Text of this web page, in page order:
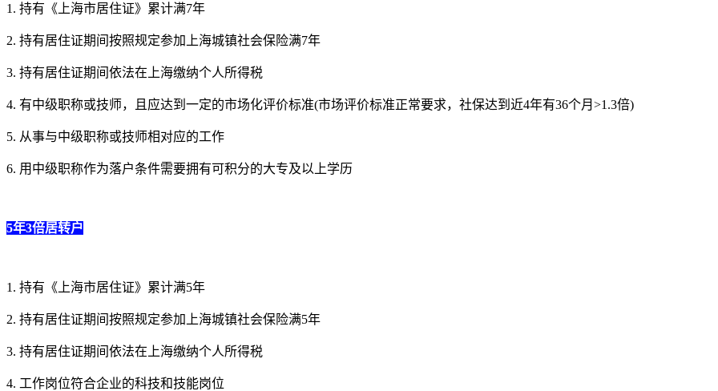
1. 持有《上海市居住证》累计满7年
2. 持有居住证期间按照规定参加上海城镇社会保险满7年
3. 持有居住证期间依法在上海缴纳个人所得税
4. 有中级职称或技师，且应达到一定的市场化评价标准(市场评价标准正常要求，社保达到近4年有36个月>1.3倍)
5. 从事与中级职称或技师相对应的工作
6. 用中级职称作为落户条件需要拥有可积分的大专及以上学历
5年3倍居转户
1. 持有《上海市居住证》累计满5年
2. 持有居住证期间按照规定参加上海城镇社会保险满5年
3. 持有居住证期间依法在上海缴纳个人所得税
4. 工作岗位符合企业的科技和技能岗位